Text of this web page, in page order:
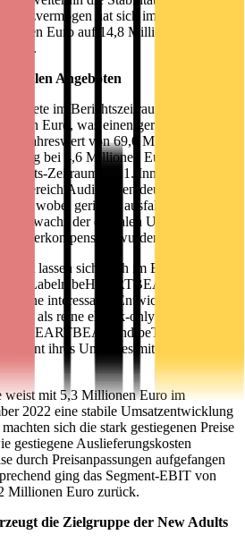
hat sich im laufenden
Euro auf 14,8 Millionen Euro
Angeboten
im Berichtszeitraum einen
Euro, was einen geringfügigen
Vorjahreswert von 69,0 Millionen Euro
lag bei 4,6 Millionen Euro gegenüber
Zeitraum 2021. Innerhalb des
Bereich Audio einen deutlichen
wobei geringer ausfallende
Zuwachs der digitalen Umsätze
überkompensiert wurden.
lassen sich auch im Bereich
den Labeln beHEARTBEAT und
Eine interessante Entwicklung dabei
als reine eBook-only Marken
beHEARTBEAT und beTHRILLED
ihres Umsatzes mit Printtiteln
weist mit 5,3 Millionen Euro im
2022 eine stabile Umsatzentwicklung
sich die stark gestiegenen Preise
gestiegene Auslieferungskosten
durch Preisanpassungen aufgefangen
ging das Segment-EBIT von
Millionen Euro zurück.
die Zielgruppe der New Adults